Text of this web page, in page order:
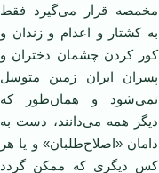
مخمصه قرار می‌گیرد فقط
به کشتار و اعدام و زندان و
کور کردن چشمان دختران و
پسران ایران زمین متوسل
نمی‌شود و همان‌طور که
دیگر همه می‌دانند، دست به
دامان «اصلاح‌طلبان» و یا هر
کس دیگری که ممکن گردد